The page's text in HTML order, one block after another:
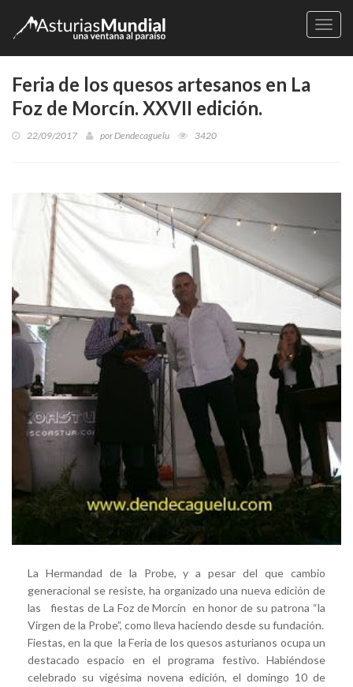
Feria de los quesos artesanos en La
Foz de Morcín. XXVII edición.
22/09/2017 porDendecaguelu 3420
La Hermandad de la Probe, y a pesar del que cambio
generacional se resiste, ha organizado una nueva edición de
las fiestas de La Foz de Morcín en honor de su patrona “la
Virgen de la Probe”, como lleva haciendo desde su fundación.
Fiestas, en la que la Feria de los quesos asturianos ocupa un
destacado espacio en el programa festivo. Habiéndose
celebrado su vigésima novena edición, el domingo 10 de